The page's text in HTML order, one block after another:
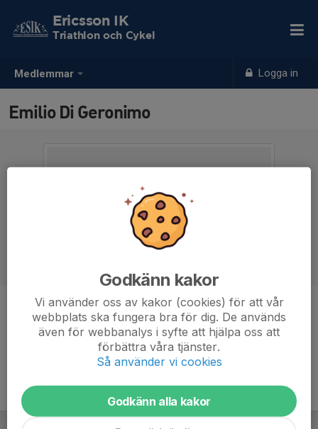
Medlemmar Logga in
Ericsson IK
Triathlon och Cykel
Emilio Di Geronimo
Ålder -
Godkänn kakor
Vi använder oss av kakor (cookies) för att vår
webbplats ska fungera bra för dig. De används
även för webbanalys i syfte att hjälpa oss att
förbättra våra tjänster.
Så använder vi cookies
Godkänn alla kakor